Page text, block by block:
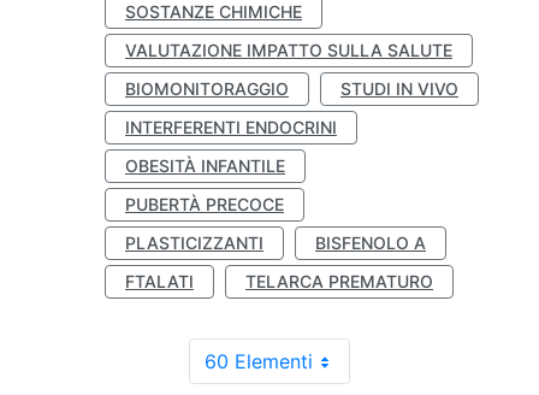
SOSTANZE CHIMICHE
VALUTAZIONE IMPATTO SULLA SALUTE
BIOMONITORAGGIO
STUDI IN VIVO
INTERFERENTI ENDOCRINI
OBESITÀ INFANTILE
PUBERTÀ PRECOCE
PLASTICIZZANTI
BISFENOLO A
FTALATI
TELARCA PREMATURO
60 Elementi